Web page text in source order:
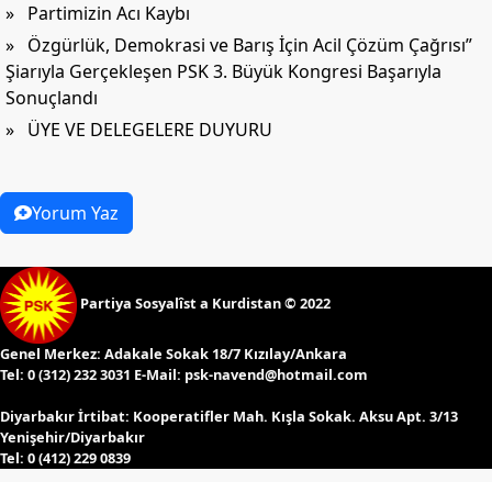
» Partimizin Acı Kaybı
» Özgürlük, Demokrasi ve Barış İçin Acil Çözüm Çağrısı”
Şiarıyla Gerçekleşen PSK 3. Büyük Kongresi Başarıyla
Sonuçlandı
» ÜYE VE DELEGELERE DUYURU
Yorum Yaz
Partiya Sosyalîst a Kurdistan © 2022
Genel Merkez: Adakale Sokak 18/7 Kızılay/Ankara
Tel: 0 (312) 232 3031 E-Mail: psk-navend@hotmail.com
Diyarbakır İrtibat: Kooperatifler Mah. Kışla Sokak. Aksu Apt. 3/13
Yenişehir/Diyarbakır
Tel: 0 (412) 229 0839